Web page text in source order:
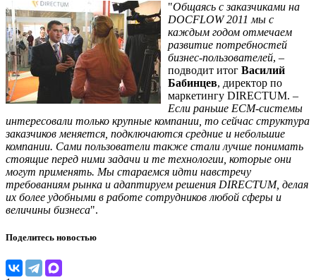
"Общаясь с заказчиками на
DOCFLOW 2011 мы с
каждым годом отмечаем
развитие потребностей
бизнес-пользователей, –
подводит итог Василий
Бабинцев, директор по
маркетингу DIRECTUM. –
Если раньше ECM-системы
интересовали только крупные компании, то сейчас структура
заказчиков меняется, подключаются средние и небольшие
компании. Сами пользователи также стали лучше понимать
стоящие перед ними задачи и те технологии, которые они
могут применять. Мы стараемся идти навстречу
требованиям рынка и адаптируем решения DIRECTUM, делая
их более удобными в работе сотрудников любой сферы и
величины бизнеса".
Поделитесь новостью